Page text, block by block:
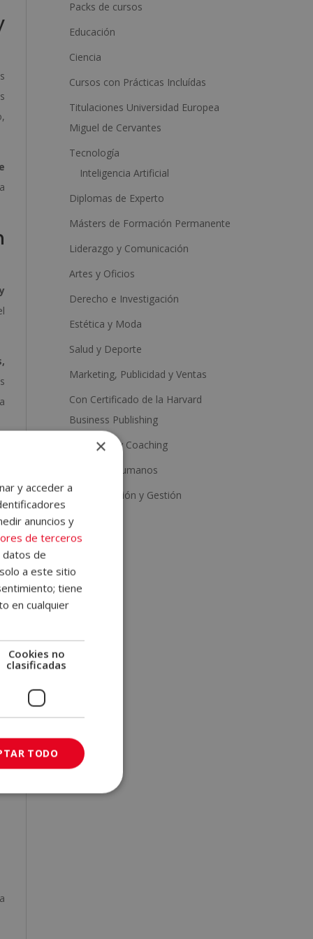
a
v
e
:
Packs de cursos
Educación
Ciencia
Cursos con Prácticas Incluídas
Titulaciones Universidad Europea
Miguel de Cervantes
Tecnología
Inteligencia Artificial
Diplomas de Experto
Másters de Formación Permanente
Liderazgo y Comunicación
Artes y Oficios
Derecho e Investigación
Estética y Moda
Salud y Deporte
Marketing, Publicidad y Ventas
Con Certificado de la Harvard
Business Publishing
Psicología y Coaching
Recursos Humanos
Administración y Gestión
×
y acceder a
anuncios y
de terceros
datos de
a este sitio
tiene
en cualquier
Cookies no
clasificadas
TODO